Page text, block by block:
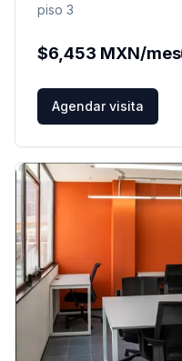
piso 3
$6,453 MXN/mes
Agendar visita